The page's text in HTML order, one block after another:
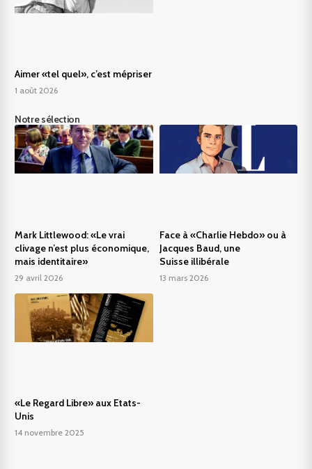
Aimer «tel quel», c’est mépriser
1 août 2026
Notre sélection
Mark Littlewood: «Le vrai
clivage n’est plus économique,
mais identitaire»
29 avril 2026
Face à «Charlie Hebdo» ou à
Jacques Baud, une
Suisse illibérale
13 mars 2026
«Le Regard Libre» aux Etats-
Unis
14 novembre 2025